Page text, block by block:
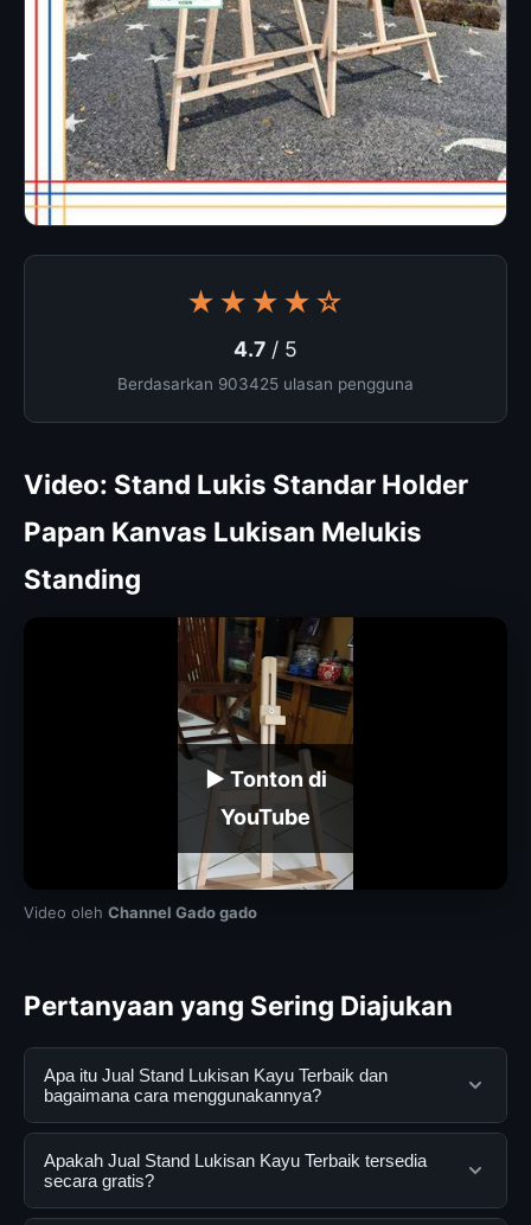
★★★★☆
4.7 / 5
Berdasarkan 903425 ulasan pengguna
Video: Stand Lukis Standar Holder
Papan Kanvas Lukisan Melukis
Standing
▶ Tonton di
YouTube
Video oleh Channel Gado gado
Pertanyaan yang Sering Diajukan
Apa itu Jual Stand Lukisan Kayu Terbaik dan
bagaimana cara menggunakannya?
Jual Stand Lukisan Kayu Terbaik adalah layanan digital
yang dirancang untuk membantu pengguna
mendapatkan informasi lengkap dan terpercaya. Anda
Apakah Jual Stand Lukisan Kayu Terbaik tersedia
secara gratis?